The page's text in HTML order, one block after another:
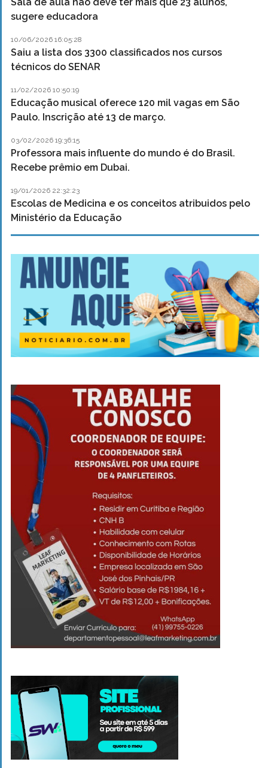
sugere educadora
10/06/2026 16:05:28
Saiu a lista dos 3300 classificados nos cursos
técnicos do SENAR
11/02/2026 10:50:19
Educação musical oferece 120 mil vagas em São
Paulo. Inscrição até 13 de março.
03/02/2026 19:36:15
Professora mais influente do mundo é do Brasil.
Recebe prêmio em Dubai.
19/01/2026 22:32:23
Escolas de Medicina e os conceitos atribuidos pelo
Ministério da Educação